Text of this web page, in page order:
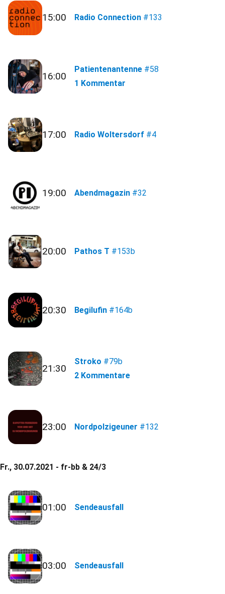
15:00 Radio Connection #133
16:00
Patientenantenne #58
1 Kommentar
17:00 Radio Woltersdorf #4
19:00 Abendmagazin #32
20:00 Pathos T #153b
20:30 Begilufin #164b
21:30
Stroko #79b
2 Kommentare
23:00 Nordpolzigeuner #132
Fr., 30.07.2021 - fr-bb & 24/3
01:00 Sendeausfall
03:00 Sendeausfall